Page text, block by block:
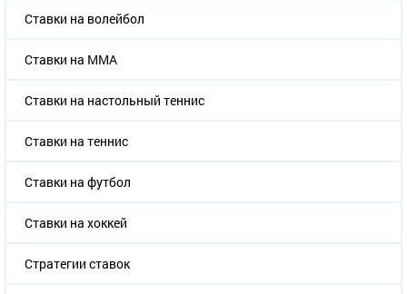
Ставки на волейбол
Ставки на ММА
Ставки на настольный теннис
Ставки на теннис
Ставки на футбол
Ставки на хоккей
Стратегии ставок